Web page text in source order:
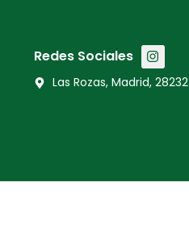
Redes Sociales
Las Rozas, Madrid, 28232